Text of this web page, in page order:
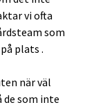
vi ofta
som
plats .
när väl
de som inte